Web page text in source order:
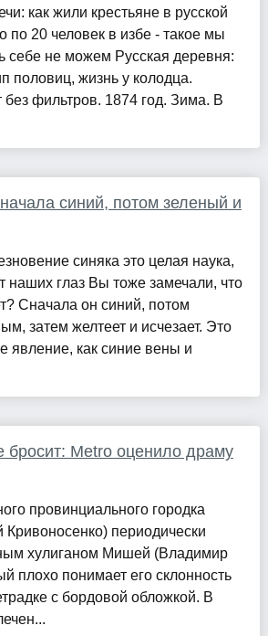
как жили крестьяне в русской
по 20 человек в избе - такое мы
себе не можем Русская деревня:
половиц, жизнь у колодца.
фильтров. 1874 год. Зима. В
синий, потом зеленый и
синяка это целая наука,
наших глаз Вы тоже замечали, что
Сначала он синий, потом
затем желтеет и исчезает. Это
явление, как синие вены и
бросит: Metro оценило драму
провинциального городка
периодически
хулиганом Мишей (Владимир
плохо понимает его склонность
с бордовой обложкой. В